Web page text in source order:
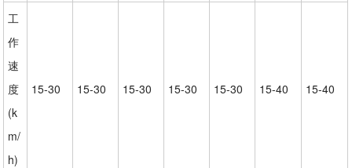
工
作
速
度
(k
m/
h)
15-30 15-30 15-30 15-30 15-30 15-40 15-40